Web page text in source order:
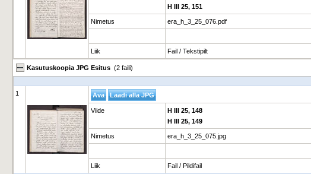
H III 25, 151
Nimetus era_h_3_25_076.pdf
Liik Fail / Tekstipilt
Kasutuskoopia JPG Esitus (2 faili)
1
Viide
H III 25, 148
H III 25, 149
Nimetus era_h_3_25_075.jpg
Liik Fail / Pildifail